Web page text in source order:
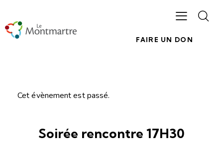
FAIRE UN DON
Cet évènement est passé.
Soirée rencontre 17H30